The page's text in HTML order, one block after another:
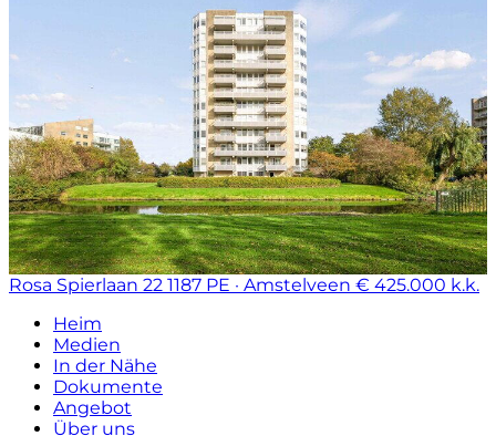
Rosa Spierlaan 22 1187 PE · Amstelveen € 425.000 k.k.
Heim
Medien
In der Nähe
Dokumente
Angebot
Über uns